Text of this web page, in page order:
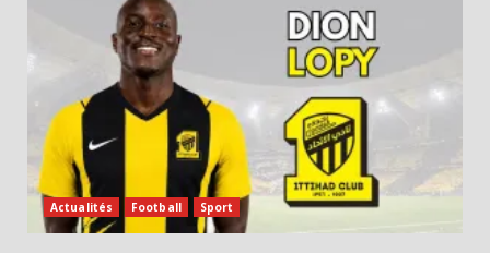
Actualités Football Sport